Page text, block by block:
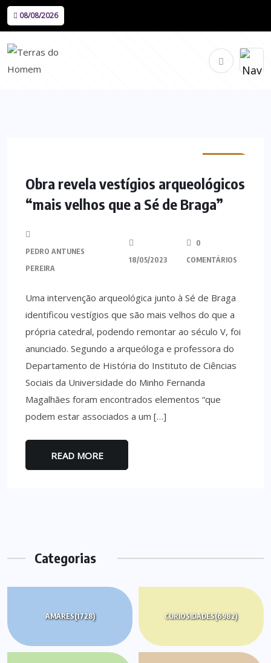
08/08/2026
Obra revela vestígios arqueológicos
“mais velhos que a Sé de Braga”
PEDRO ANTUNES
PEREIRA
18/05/2023
0
COMENTÁRIOS
Uma intervenção arqueológica junto à Sé de Braga
identificou vestígios que são mais velhos do que a
própria catedral, podendo remontar ao século V, foi
anunciado. Segundo a arqueóloga e professora do
Departamento de História do Instituto de Ciências
Sociais da Universidade do Minho Fernanda
Magalhães foram encontrados elementos “que
podem estar associados a um […]
READ MORE
Categorias
AMARES(1728) CURIOSIDADES(6982)